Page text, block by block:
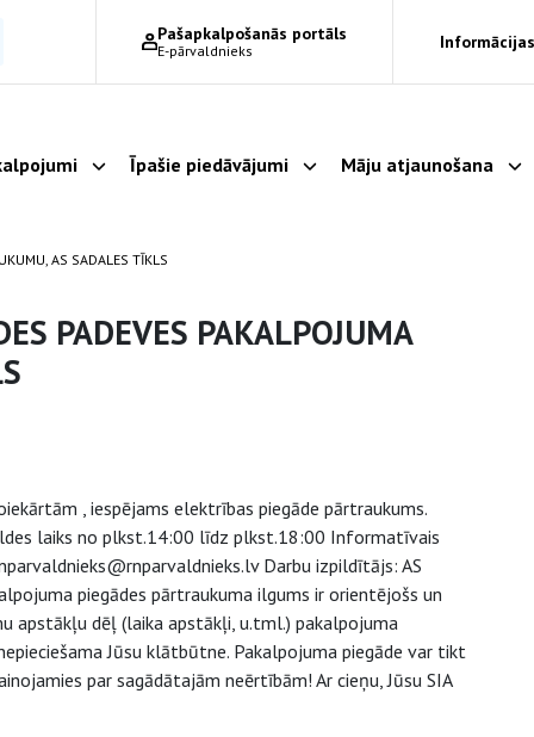
Pašapkalpošanās portāls
E-pārvaldnieks
Parādīt apakšizvēlni
Īpašie piedāvājumi Parādīt apakšizvēlni
Māju atjaunošana
AS SADALES TĪKLS
PADEVES PAKALPOJUMA
, iespējams elektrības piegāde pārtraukums.
laiks no plkst.14:00 līdz plkst.18:00 Informatīvais
Darbu izpildītājs: AS
piegādes pārtraukuma ilgums ir orientējošs un
apstākļu dēļ (laika apstākļi, u.tml.) pakalpojuma
Jūsu klātbūtne. Pakalpojuma piegāde var tikt
par sagādātajām neērtībām! Ar cieņu, Jūsu SIA